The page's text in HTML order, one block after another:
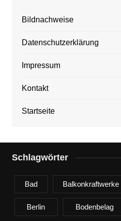
Bildnachweise
Datenschutzerklärung
Impressum
Kontakt
Startseite
Schlagwörter
Bad Balkonkraftwerke
Berlin Bodenbelag